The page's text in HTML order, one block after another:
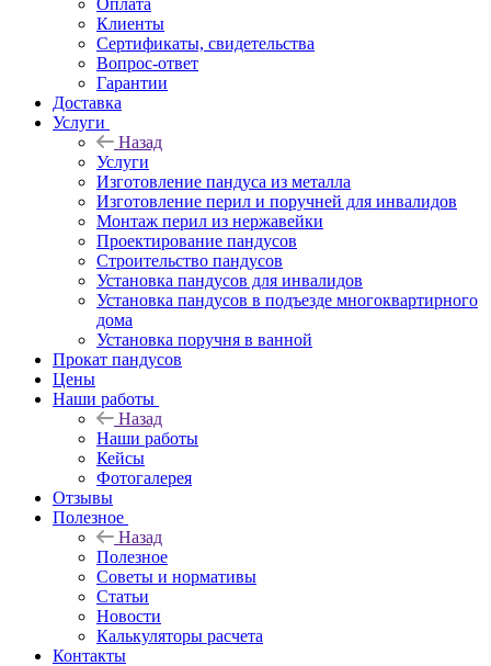
Оплата
Клиенты
Сертификаты, свидетельства
Вопрос-ответ
Гарантии
Доставка
Услуги
Назад
Услуги
Изготовление пандуса из металла
Изготовление перил и поручней для инвалидов
Монтаж перил из нержавейки
Проектирование пандусов
Строительство пандусов
Установка пандусов для инвалидов
Установка пандусов в подъезде многоквартирного
дома
Установка поручня в ванной
Прокат пандусов
Цены
Наши работы
Назад
Наши работы
Кейсы
Фотогалерея
Отзывы
Полезное
Назад
Полезное
Советы и нормативы
Статьи
Новости
Калькуляторы расчета
Контакты